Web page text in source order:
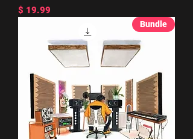
מחיר
Bundle